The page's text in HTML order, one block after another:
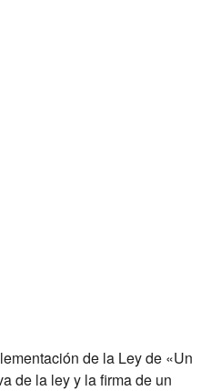
de la Ley de «Un
de la ley y la firma de un